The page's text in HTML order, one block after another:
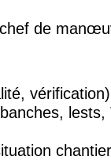
de
vérification)
chantier